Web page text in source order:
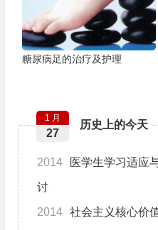
糖尿病足的治疗及护理
历史上的今天
1 月
27
2014 医学生学习适应
讨
2014 社会主义核心价